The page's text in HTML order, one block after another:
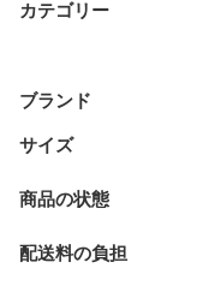
カテゴリー
ブランド
サイズ
商品の状態
配送料の負担